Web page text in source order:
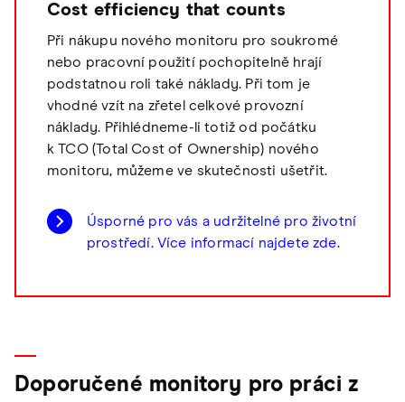
Cost efficiency that counts
Při nákupu nového monitoru pro soukromé
nebo pracovní použití pochopitelně hrají
podstatnou roli také náklady. Při tom je
vhodné vzít na zřetel celkové provozní
náklady. Přihlédneme-li totiž od počátku
k TCO (Total Cost of Ownership) nového
monitoru, můžeme ve skutečnosti ušetřit.
Úsporné pro vás a udržitelné pro životní
prostředí. Více informací najdete zde.
Doporučené monitory pro práci z